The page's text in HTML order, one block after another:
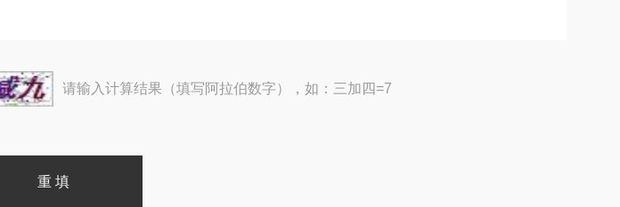
请输入计算结果（填写阿拉伯数字），如：三加四=7